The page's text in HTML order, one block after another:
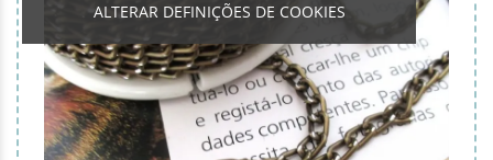
ALTERAR DEFINIÇÕES DE COOKIES